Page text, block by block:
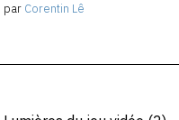
par Corentin Lê